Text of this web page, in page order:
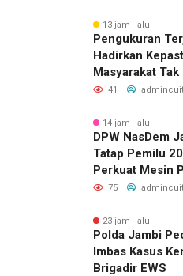
13 jam lalu
Pengukuran
Hadirkan
Masyarakat Tak
Lama
41
14 jam lalu
DPW NasDem
Tatap Pemilu
Perkuat Mesin
75
23 jam lalu
Polda Jambi
Imbas Kasus
Brigadir EWS